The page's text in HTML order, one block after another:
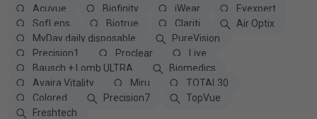
Acuvue
Biofinity iWear
Eyexpert
SofLens
Biotrue Clariti
Air Optix
MyDay daily disposable
PureVision
Precision1
Proclear
Live
Bausch + Lomb ULTRA
Biomedics
Avaira Vitality
Miru
TOTAL30
Colored
Precision7
TopVue
Freshtech